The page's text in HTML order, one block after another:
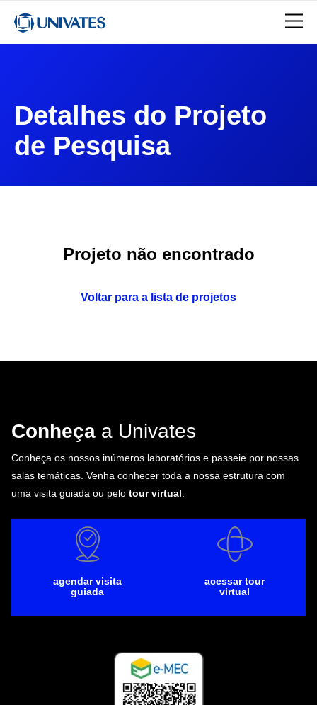
Detalhes do Projeto
de Pesquisa
Projeto não encontrado
Voltar para a lista de projetos
Conheça a Univates
Conheça os nossos inúmeros laboratórios e passeie por nossas
salas temáticas. Venha conhecer toda a nossa estrutura com
uma visita guiada ou pelo tour virtual
agendar visita
guiada
acessar tour
virtual